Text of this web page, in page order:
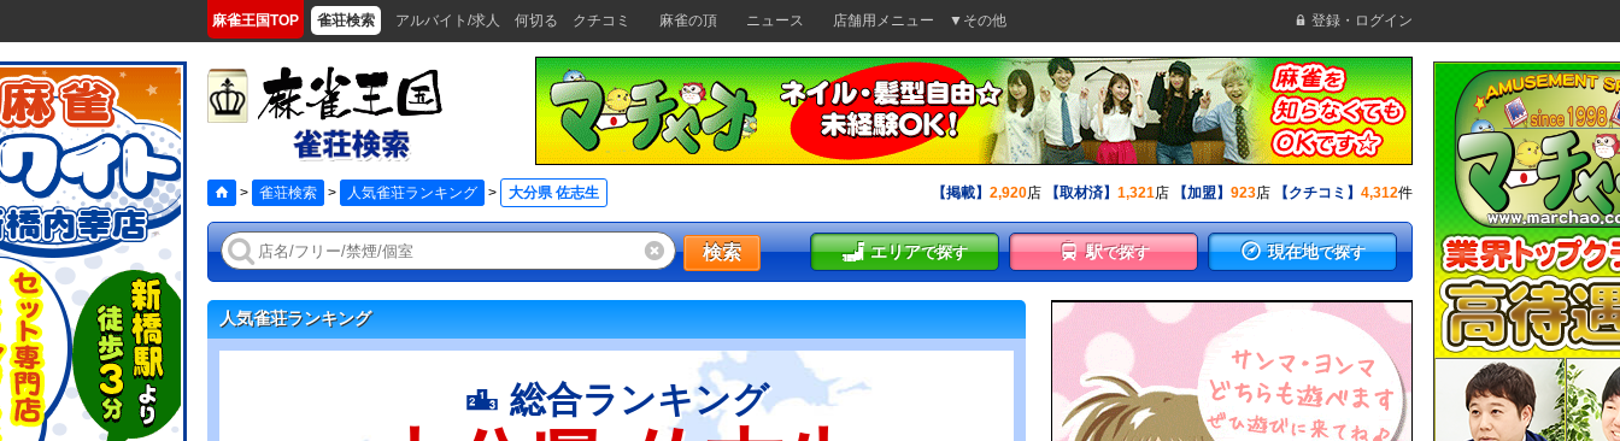
麻雀王国TOP 雀荘検索 アルバイト/求人 何切る クチコミ 麻雀の頂 ニュース 店舗用メニュー ▼その他 登録・ログイン
> 雀荘検索 > 人気雀荘ランキング > 大分県 佐志生 【掲載】 2,920店 【取材済】 1,321店 【加盟】 923店 【クチコミ】 4,312件
検索 エリアで探す 駅で探す 現在地で探す
人気雀荘ランキング
総合ランキング